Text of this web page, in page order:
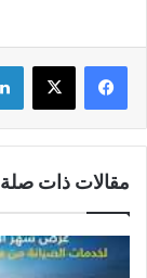
مقالات ذات صلة